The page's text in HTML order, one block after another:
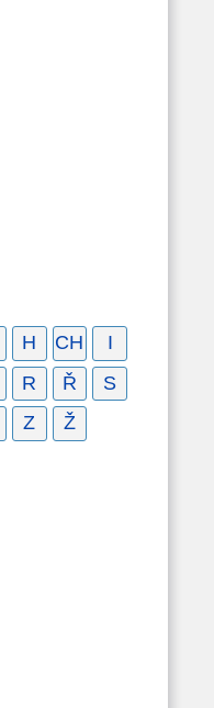
H CH
I
R Ř
S
Z Ž